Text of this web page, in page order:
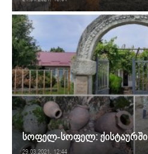
სოფელ-სოფელ: ქისტაურში
29.03.2021. 12:44